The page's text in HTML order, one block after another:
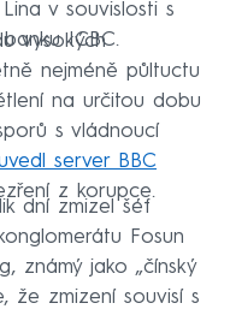
v souvislosti s
ICBC.
vysokých
nejméně půltuctu
na určitou dobu
s vládnoucí
server BBC
z korupce.
dní zmizel šéf
Fosun
známý jako „čínský
že zmizení souvisí s